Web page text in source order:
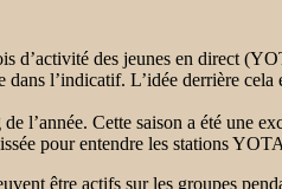
d’activité des jeunes en direct
l’indicatif. L’idée derrière cela
l’année. Cette saison a été une
pour entendre les stations
être actifs sur les groupes